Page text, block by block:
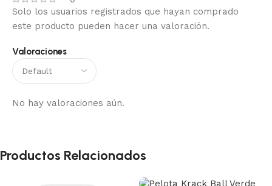
Valoraciones
No hay valoraciones aún.
Solo los usuarios registrados que hayan comprado
este producto pueden hacer una valoración.
Productos Relacionados